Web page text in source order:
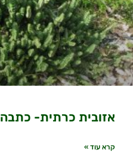
אזובית כרתית- כתבה
קרא עוד »